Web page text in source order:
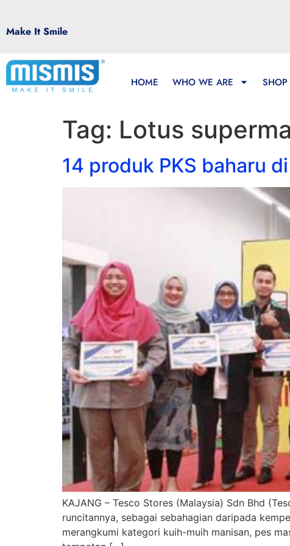
Make It Smile
HOME WHO WE ARE
Tag: Lotus
14 produk PKS baharu
KAJANG – Tesco Stores (Malaysia) Sdn Bhd
runcitannya, sebagai sebahagian daripada
merangkumi kategori kuih-muih manisan, pes